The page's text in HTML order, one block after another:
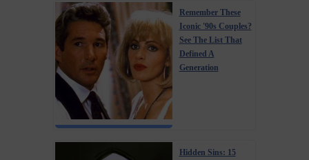
Remember These
Iconic '90s Couples?
See The List That
Defined A
Generation
Hidden Sins: 15